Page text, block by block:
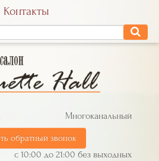
Контакты
Многоканальный
обратный звонок
с 10:00 до 21:00 без выходных